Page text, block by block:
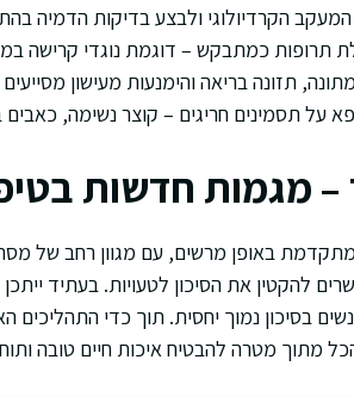
הקרדיולוגי ולבצע בדיקות הדמיה
תרופות כמתבקש – דוגמת נוגדי קרישה
תזונה בריאה והימנעות מעישון
על תסמינים חריגים – קוצר נשימה, כאבים
– מגמות חדשות
מתקדמת באופן מרשים, עם מגוון רחב של
להקטין את הסיכון לטעויות. בעתיד
בסיכון נמוך יחסית. תוך כדי
מתוך מטרה להבטיח איכות חיים טובה